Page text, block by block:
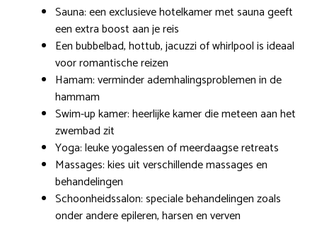
Sauna: een exclusieve hotelkamer met sauna geeft
een extra boost aan je reis
Een bubbelbad, hottub, jacuzzi of whirlpool is ideaal
voor romantische reizen
Hamam: verminder ademhalingsproblemen in de
hammam
Swim-up kamer: heerlijke kamer die meteen aan het
zwembad zit
Yoga: leuke yogalessen of meerdaagse retreats
Massages: kies uit verschillende massages en
behandelingen
Schoonheidssalon: speciale behandelingen zoals
onder andere epileren, harsen en verven